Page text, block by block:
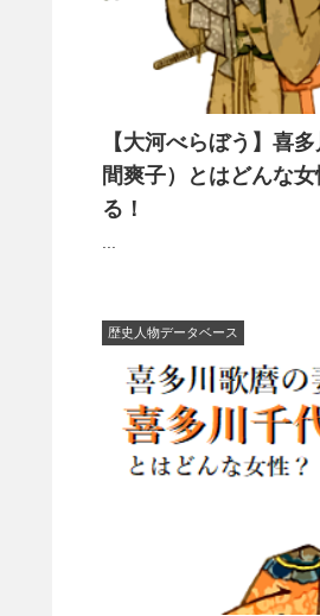
【大河べらぼう】喜
間爽子）とはどんな
る！
歴史人物データベース